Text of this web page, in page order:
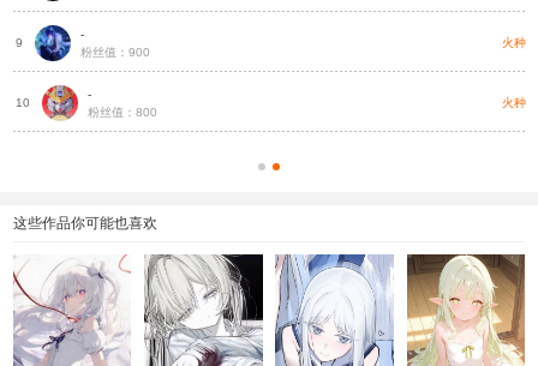
9
-
粉丝值：900
火种
10
-
粉丝值：800
火种
这些作品你可能也喜欢